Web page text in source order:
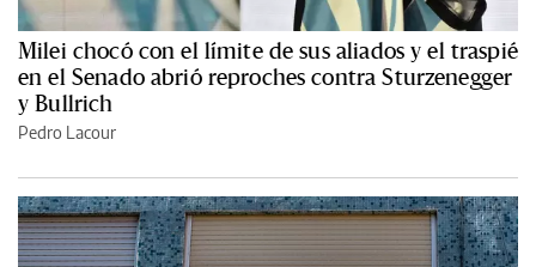
Milei chocó con el límite de sus aliados y el traspié
en el Senado abrió reproches contra Sturzenegger
y Bullrich
Pedro Lacour